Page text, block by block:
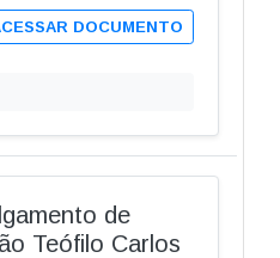
DOCUMENTO
de
Teófilo Carlos